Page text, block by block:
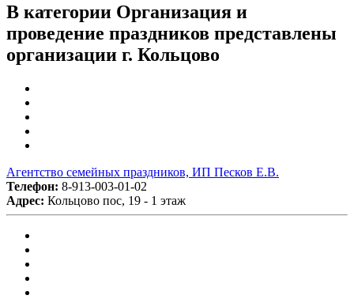
В категории Организация и
проведение праздников представлены
организации г. Кольцово
Агентство семейных праздников, ИП Песков Е.В.
Телефон: 8-913-003-01-02
Адрес: Кольцово пос, 19 - 1 этаж